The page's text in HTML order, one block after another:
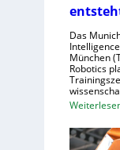
Das
München
Robotics